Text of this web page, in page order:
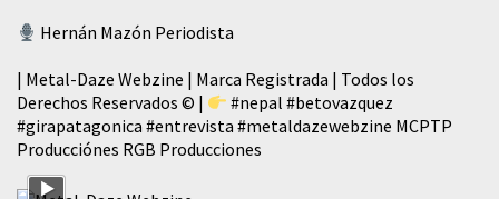
Hernán Mazón Periodista
| Metal-Daze Webzine | Marca Registrada | Todos los
Derechos Reservados © |
#nepal #betovazquez
#girapatagonica #entrevista #metaldazewebzine MCPTP
Producciónes RGB Producciones